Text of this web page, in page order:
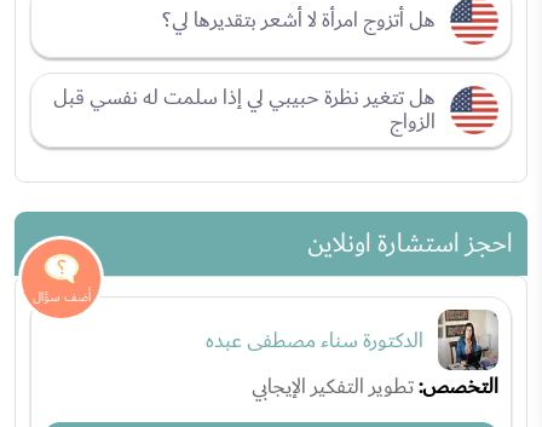
هل أتزوج امرأة لا أشعر بتقديرها لي؟
هل تتغير نظرة حبيبي لي إذا سلمت له نفسي قبل
الزواج
احجز استشارة اونلاين
الدكتورة سناء مصطفى عبده
التخصص:تطوير التفكير الإيجابي